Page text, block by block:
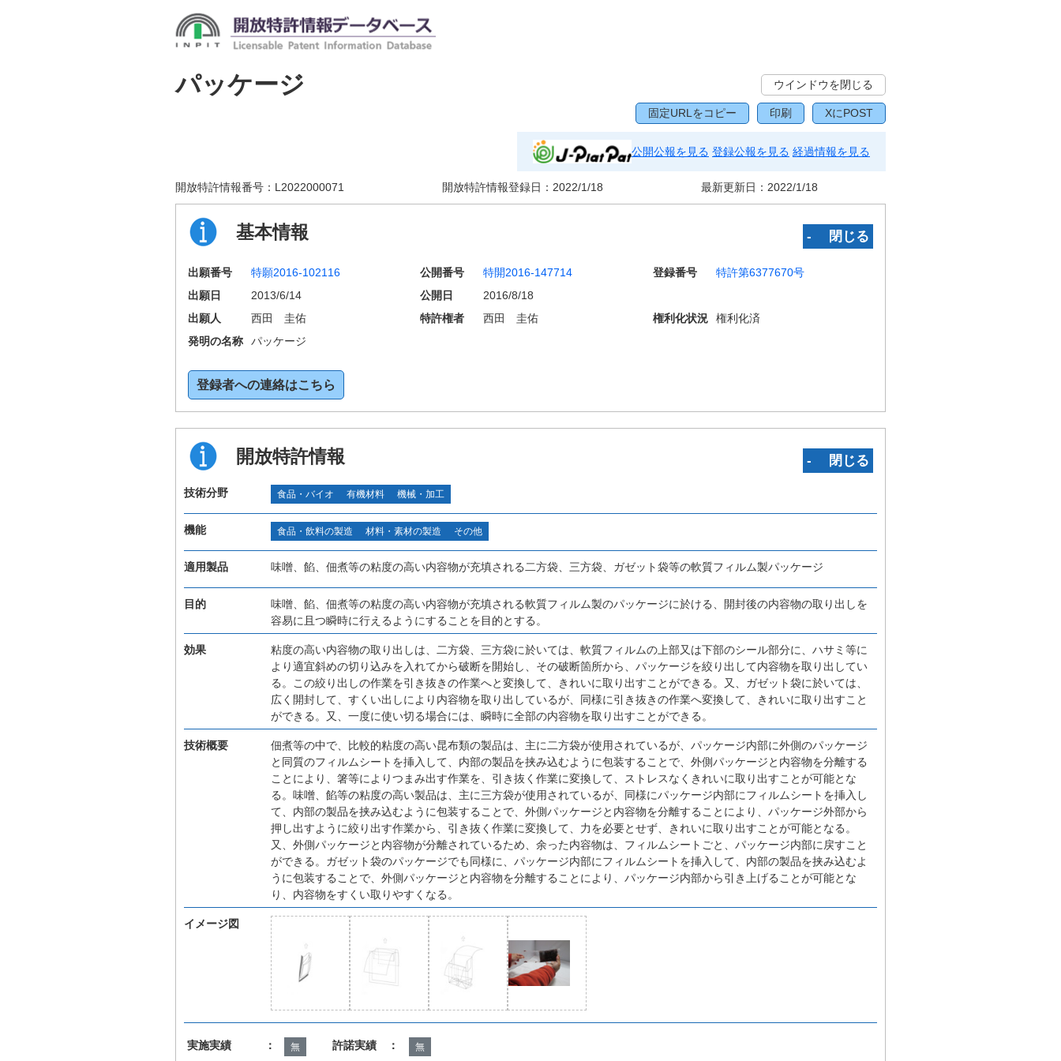
パッケージ ウインドウを閉じる
固定URLをコピー 印刷 XにPOST
公開公報を見る 登録公報を見る 経過情報を見る
開放特許情報番号： L2022000071 開放特許情報登録日： 2022/1/18 最新更新日： 2022/1/18
基本情報 ‐ 閉じる
出願番号 特願2016-102116 公開番号 特開2016-147714 登録番号
特許第6377670号
出願日
2013/6/14 公開日
2016/8/18
出願人
西田 圭佑 特許権者 西田 圭佑 権利化状況
権利化済
発明の名称
パッケージ
登録者への連絡はこちら
開放特許情報 ‐ 閉じる
技術分野 食品・バイオ 有機材料 機械・加工
機能 食品・飲料の製造 材料・素材の製造 その他
適用製品 味噌、餡、佃煮等の粘度の高い内容物が充填される二方袋、三方袋、ガゼット袋等の軟質フィルム製パッケージ
目的
味噌、餡、佃煮等の粘度の高い内容物が充填される軟質フィルム製のパッケージに於ける、開封後の内容物の取り出しを
容易に且つ瞬時に行えるようにすることを目的とする。
効果
粘度の高い内容物の取り出しは、二方袋、三方袋に於いては、軟質フィルムの上部又は下部のシール部分に、ハサミ等に
より適宜斜めの切り込みを入れてから破断を開始し、その破断箇所から、パッケージを絞り出して内容物を取り出してい
る。この絞り出しの作業を引き抜きの作業へと変換して、きれいに取り出すことができる。又、ガゼット袋に於いては、
広く開封して、すくい出しにより内容物を取り出しているが、同様に引き抜きの作業へ変換して、きれいに取り出すこと
ができる。又、一度に使い切る場合には、瞬時に全部の内容物を取り出すことができる。
技術概要
佃煮等の中で、比較的粘度の高い昆布類の製品は、主に二方袋が使用されているが、パッケージ内部に外側のパッケージ
と同質のフィルムシートを挿入して、内部の製品を挟み込むように包装することで、外側パッケージと内容物を分離する
ことにより、箸等によりつまみ出す作業を、引き抜く作業に変換して、ストレスなくきれいに取り出すことが可能とな
る。味噌、餡等の粘度の高い製品は、主に三方袋が使用されているが、同様にパッケージ内部にフィルムシートを挿入し
て、内部の製品を挟み込むように包装することで、外側パッケージと内容物を分離することにより、パッケージ外部から
押し出すように絞り出す作業から、引き抜く作業に変換して、力を必要とせず、きれいに取り出すことが可能となる。
又、外側パッケージと内容物が分離されているため、余った内容物は、フィルムシートごと、パッケージ内部に戻すこと
ができる。ガゼット袋のパッケージでも同様に、パッケージ内部にフィルムシートを挿入して、内部の製品を挟み込むよ
うに包装することで、外側パッケージと内容物を分離することにより、パッケージ内部から引き上げることが可能とな
り、内容物をすくい取りやすくなる。
イメージ図
実施実績 ： 無 許諾実績 ： 無